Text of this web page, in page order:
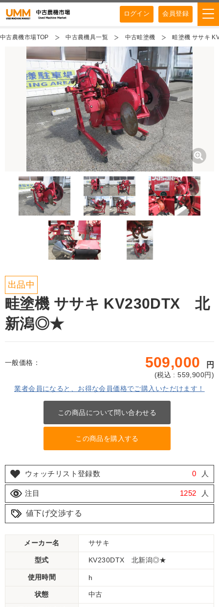
ログイン 会員登録
中古農機市場TOP 中古農機具一覧 中古畦塗機 畦塗機 ササキ
出品中
畦塗機 ササキ KV230DTX 北
新潟◎★
一般価格： 509,000 円
(税込 : 559,900円)
業者会員になると、お得な会員価格でご購入いただけます！
この商品について問い合わせる
この商品を購入する
ウォッチリスト登録数 0 人
注目 1252 人
値下げ交渉する
メーカー名 ササキ
型式 KV230DTX 北新潟◎★
使用時間 h
状態 中古